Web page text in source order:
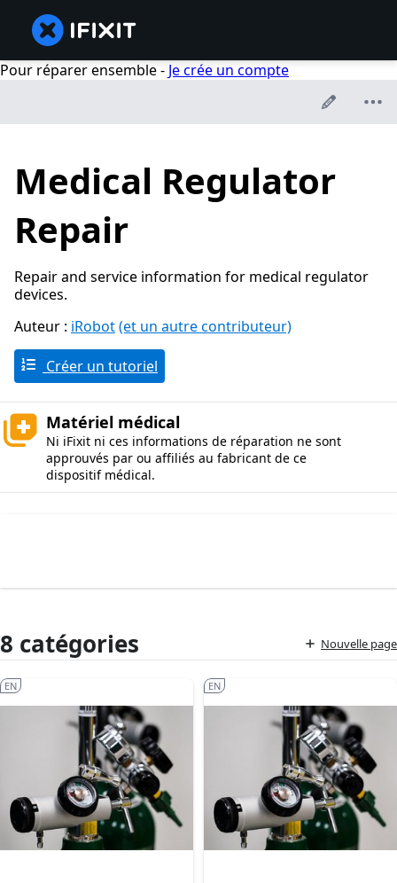
Pour réparer ensemble - Je crée un compte
Medical Regulator
Repair
Repair and service information for medical regulator
devices.
Auteur : iRobot(et un autre contributeur)
Créer un tutoriel
Matériel médical
Ni iFixit ni ces informations de réparation ne sont
approuvés par ou affiliés au fabricant de ce
dispositif médical.
8 catégories Nouvelle page
EN EN